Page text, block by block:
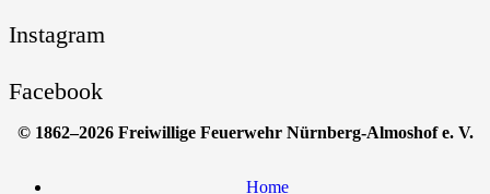
Instagram
Facebook
© 1862–2026 Freiwillige Feuerwehr Nürnberg-Almoshof e. V.
Home